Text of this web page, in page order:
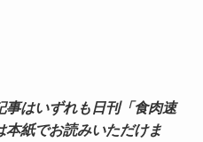
はいずれも日刊「食肉速
紙でお読みいただけま